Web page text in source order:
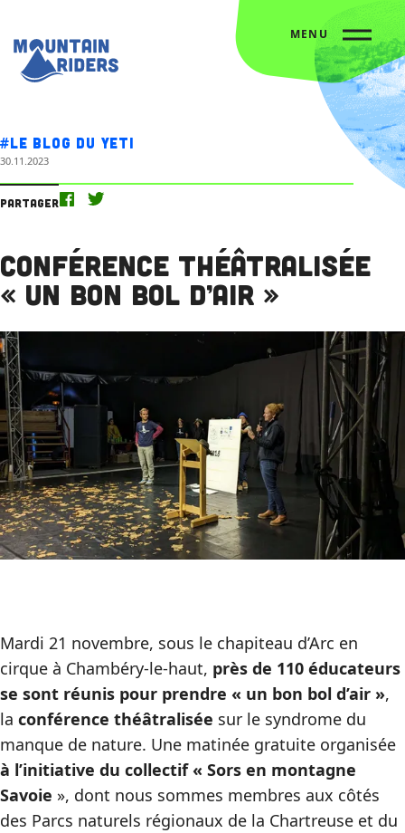
MENU
#Le blog du Yeti
30.11.2023
Partager
Conférence théâtralisée
« Un bon bol d’air »
Mardi 21 novembre, sous le chapiteau d’Arc en
cirque à Chambéry-le-haut, près de 110 éducateurs
se sont réunis pour prendre « un bon bol d’air »,
la conférence théâtralisée sur le syndrome du
manque de nature. Une matinée gratuite organisée
à l’initiative du collectif « Sors en montagne
Savoie », dont nous sommes membres aux côtés
des Parcs naturels régionaux de la Chartreuse et du